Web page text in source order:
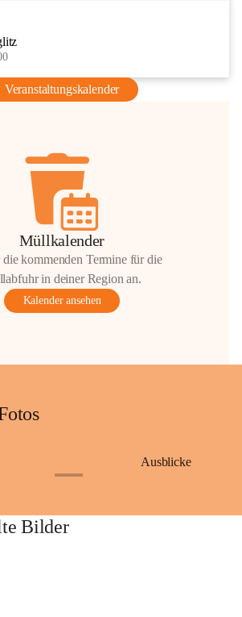
Veranstaltungskalender
Müllkalender
die kommenden Termine für die
in deiner Region an.
Kalender ansehen
Ausblicke
Bilder